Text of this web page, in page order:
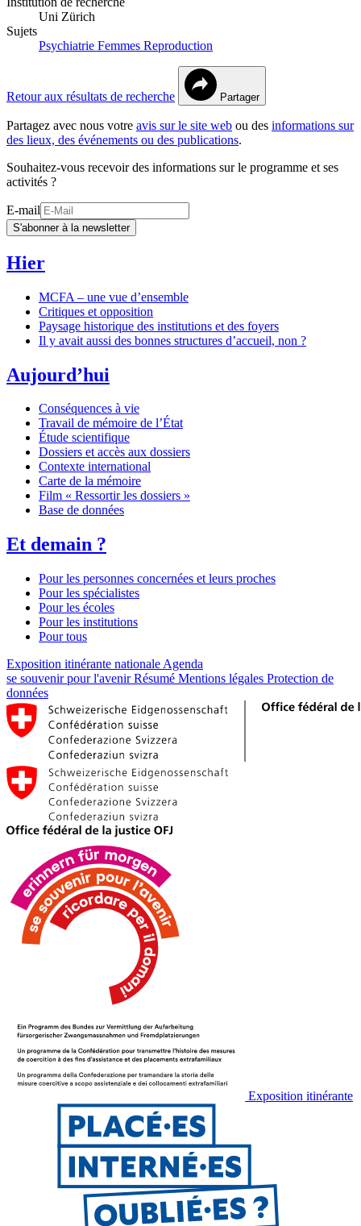
Uni Zürich
Sujets
Psychiatrie Femmes Reproduction
Retour aux résultats de recherche Partager
Partagez avec nous votre avis sur le site web ou des informations sur
des lieux, des événements ou des publications.
Souhaitez-vous recevoir des informations sur le programme et ses
activités ?
E-mail
S'abonner à la newsletter
Hier
MCFA – une vue d’ensemble
Critiques et opposition
Paysage historique des institutions et des foyers
Il y avait aussi des bonnes structures d’accueil, non ?
Aujourd’hui
Conséquences à vie
Travail de mémoire de l’État
Étude scientifique
Dossiers et accès aux dossiers
Contexte international
Carte de la mémoire
Film « Ressortir les dossiers »
Base de données
Et demain ?
Pour les personnes concernées et leurs proches
Pour les spécialistes
Pour les écoles
Pour les institutions
Pour tous
Exposition itinérante nationale Agenda
se souvenir pour l'avenirRésumé Mentions légales Protection de
données
Exposition itinérante